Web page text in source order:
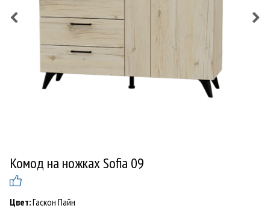
Комод на ножках Sofia 09
Цвет:Гаскон Пайн